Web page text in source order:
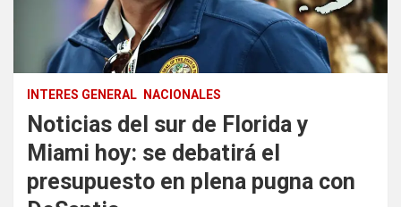
INTERES GENERAL NACIONALES
Noticias del sur de Florida y
Miami hoy: se debatirá el
presupuesto en plena pugna con